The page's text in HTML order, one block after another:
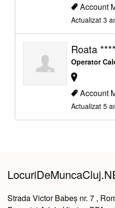
Account
Actualizat 3
Roata
Operator
Account
Actualizat 5
Strada Victor Babeș nr. 7 ,